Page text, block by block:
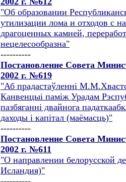
"Об образовании
утилизации лома и отходов с
драгоценных камней,
нецелесообразна"
----------
Постановление Совета
2002 г. №619
"Аб прадастаўленнi
Канвенцыi памiж Урадам
пазбяганнi двайнога
даходы i капiтал (маёмасць)"
----------
Постановление Совета
2002 г. №611
"О направлении белорусской
Исландия)"